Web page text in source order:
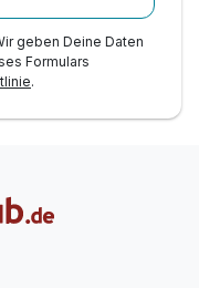
geben Deine Daten
Formulars
.